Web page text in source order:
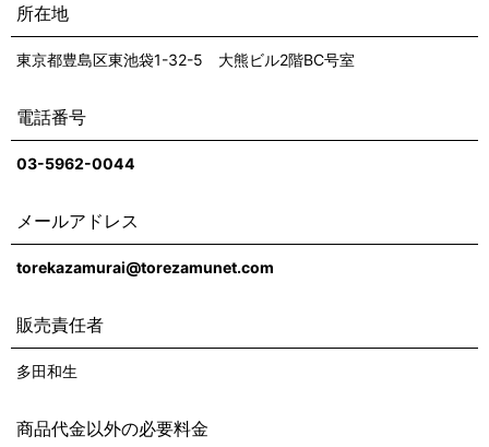
所在地
東京都豊島区東池袋1-32-5 大熊ビル2階BC号室
電話番号
03-5962-0044
メールアドレス
torekazamurai@torezamunet.com
販売責任者
多田和生
商品代金以外の必要料金